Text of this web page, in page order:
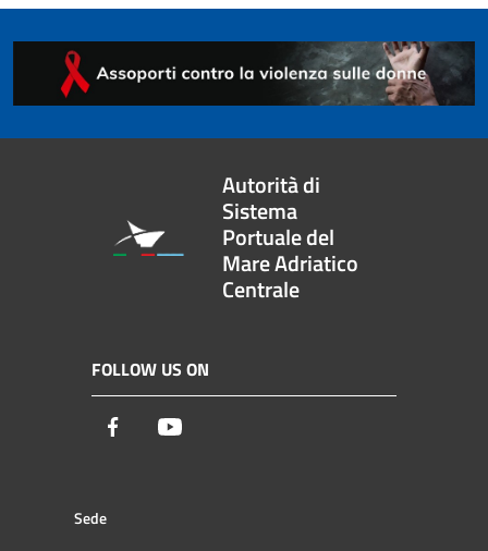
Autorità di
Sistema
Portuale del
Mare Adriatico
Centrale
FOLLOW US ON
Facebook
Sede